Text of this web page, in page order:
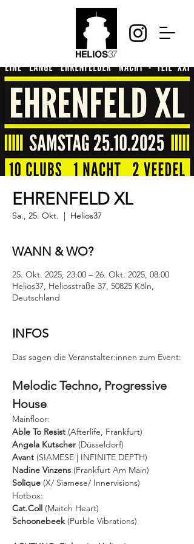
EHRENFELD XL
Sa., 25. Okt.
  |
Helios37
WANN & WO?
25. Okt. 2025, 23:00 – 26. Okt. 2025, 08:00
Helios37, Heliosstraße 37, 50825 Köln,
Deutschland
INFOS
Das sagen die Veranstalter:innen zum Event:
Melodic Techno, Progressive
House
Mainfloor:
Able To Resist (Afterlife, Frankfurt)
Angela Kutscher (Düsseldorf)
Avant (SIAMESE | INFINITE DEPTH)
Nadine Vinzens (Frankfurt Am Main)
Solique (X/ Siamese/ Innervisions)
Hotbox:
Cat.Coll (Maitch Heart)
Schoonebeek (Purble Vibrations)